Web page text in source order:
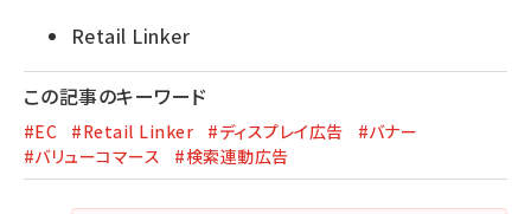
Retail Linker
この記事のキーワード
#EC #Retail Linker #ディスプレイ広告
#バナー
#バリューコマース
#検索連動広告